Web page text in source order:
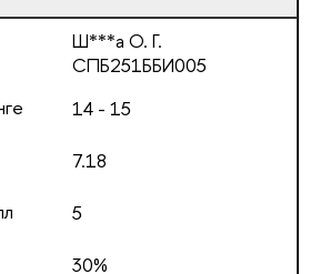
Ш***а О. Г.
СПБ251ББИ005
14 - 15
7.18
5
30%